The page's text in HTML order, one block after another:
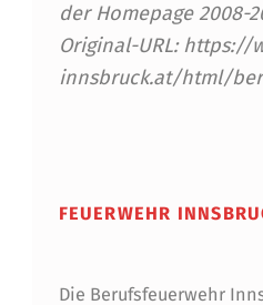
der Homepage 2008-
Original-URL: https://
innsbruck.at/html/
FEUERWEHR
Die Berufsfeuerwehr